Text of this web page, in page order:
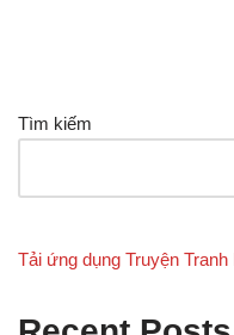
Tìm kiếm
Tải ứng dụng Truyện